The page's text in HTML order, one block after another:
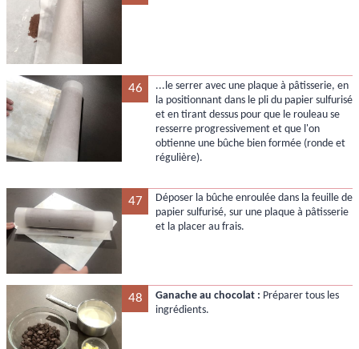
46
...le serrer avec une plaque à pâtisserie, en
la positionnant dans le pli du papier sulfurisé
et en tirant dessus pour que le rouleau se
resserre progressivement et que l'on
obtienne une bûche bien formée (ronde et
régulière).
47
Déposer la bûche enroulée dans la feuille de
papier sulfurisé, sur une plaque à pâtisserie
et la placer au frais.
48 Ganache au chocolat : Préparer tous les
ingrédients.